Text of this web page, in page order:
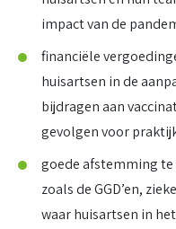
impact van de
financiële
huisartsen in de
bijdragen aan
gevolgen voor
goede afstemming
zoals de GGD’en,
waar huisartsen in